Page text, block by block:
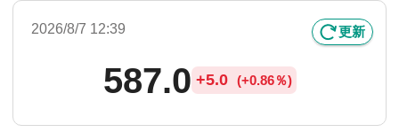
2026/8/7 12:39 更新
587.0 +5.0 (+0.86％)